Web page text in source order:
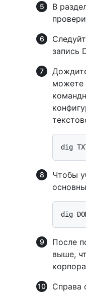
В
запись
можете
Чтобы
После
выше,
Справа